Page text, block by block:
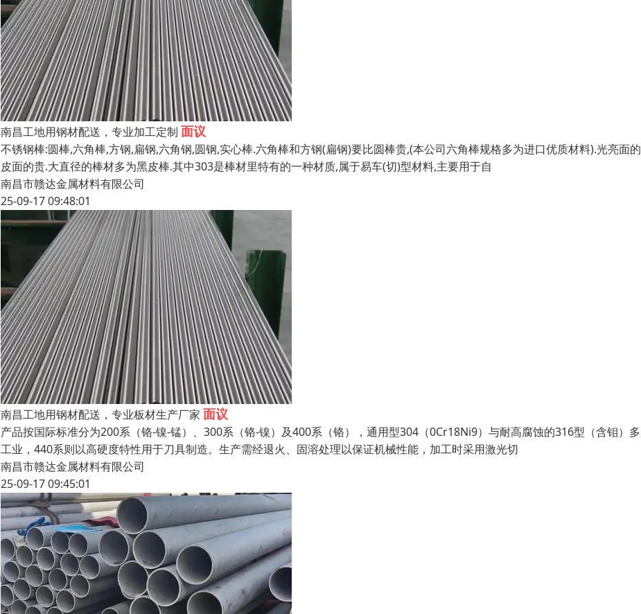
南昌工地用钢材配送，专业加工定制 面议
不锈钢棒:圆棒,六角棒,方钢,扁钢,六角钢,圆钢,实心棒.六角棒和方钢(扁钢)要比圆棒贵,(本公司六角棒规格多为进口优质材料).光亮面
皮面的贵.大直径的棒材多为黑皮棒.其中303是棒材里特有的一种材质,属于易车(切)型材料,主要用于自
南昌市赣达金属材料有限公司
25-09-17 09:48:01
南昌工地用钢材配送，专业板材生产厂家 面议
产品按国际标准分为200系（铬-镍-锰）、300系（铬-镍）及400系（铬），通用型304（0Cr18Ni9）与耐高腐蚀的316型（含钼）
工业，440系则以高硬度特性用于刀具制造。生产需经退火、固溶处理以保证机械性能，加工时采用激光切
南昌市赣达金属材料有限公司
25-09-17 09:45:01